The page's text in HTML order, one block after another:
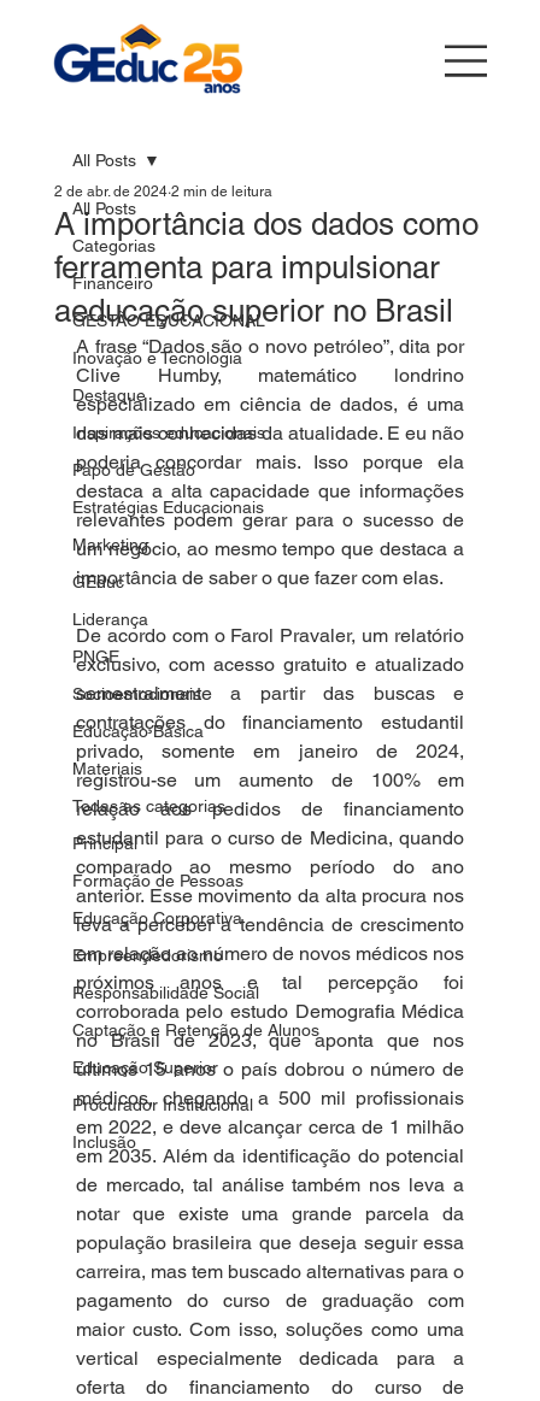
All Posts
Categorias
Financeiro
GESTÃO EDUCACIONAL
Inovação e Tecnologia
Destaque
Inspirações educacionais
Papo de Gestão
Estratégias Educacionais
Marketing
GEduc
Liderança
PNGE
Socioemocionais
Educação Básica
Materiais
Todas as categorias
Principal
Formação de Pessoas
Educação Corporativa
Empreendedorismo
Responsabilidade Social
Captação e Retenção de Alunos
Educação Superior
Procurador Institucional
Inclusão
All Posts
A importância dos dados como
ferramenta para impulsionar
aeducação superior no Brasil
2 de abr. de 2024 2 min de leitura
A frase “Dados são o novo petróleo”, dita por
Clive Humby, matemático londrino
especializado em ciência de dados, é uma
das mais conhecidas da atualidade. E eu não
poderia concordar mais. Isso porque ela
destaca a alta capacidade que informações
relevantes podem gerar para o sucesso de
um negócio, ao mesmo tempo que destaca a
importância de saber o que fazer com elas.
De acordo com o Farol Pravaler, um relatório
exclusivo, com acesso gratuito e atualizado
semestralmente a partir das buscas e
contratações do financiamento estudantil
privado, somente em janeiro de 2024,
registrou-se um aumento de 100% em
relação aos pedidos de financiamento
estudantil para o curso de Medicina, quando
comparado ao mesmo período do ano
anterior. Esse movimento da alta procura nos
leva a perceber a tendência de crescimento
em relação ao número de novos médicos nos
próximos anos e tal percepção foi
corroborada pelo estudo Demografia Médica
no Brasil de 2023, que aponta que nos
últimos 15 anos o país dobrou o número de
médicos, chegando a 500 mil profissionais
em 2022, e deve alcançar cerca de 1 milhão
em 2035. Além da identificação do potencial
de mercado, tal análise também nos leva a
notar que existe uma grande parcela da
população brasileira que deseja seguir essa
carreira, mas tem buscado alternativas para o
pagamento do curso de graduação com
maior custo. Com isso, soluções como uma
vertical especialmente dedicada para a
oferta do financiamento do curso de